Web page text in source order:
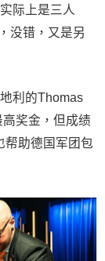
际上是三人
没错，又是另
利的Thomas
奖金，但成绩
帮助德国军团包